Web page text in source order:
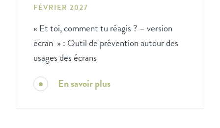
FÉVRIER 2027
« Et toi, comment tu réagis ? – version
écran » : Outil de prévention autour des
usages des écrans
En savoir plus